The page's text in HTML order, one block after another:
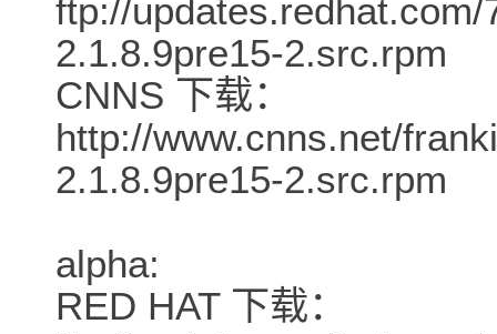
ftp://
2.1.8.9pre15-2.src.rpm
CNNS 下载：
http://www.cnns.net/
2.1.8.9pre15-2.src.rpm
alpha:
RED HAT 下载：